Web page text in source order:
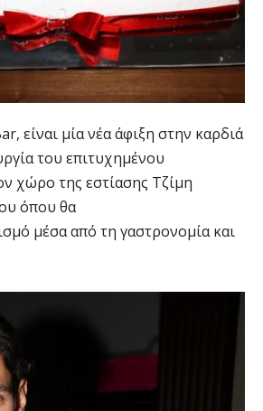
είναι μία νέα άφιξη στην καρδιά
του επιτυχημένου
χώρο της εστίασης Τζίμη
όπου θα
μέσα από τη γαστρονομία και